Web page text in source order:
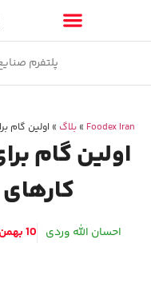
پلتفرم
Foodex Iran
» بلاگ » اولین گام
اولین گام
احسان الله وردی 10 بهمن 1403